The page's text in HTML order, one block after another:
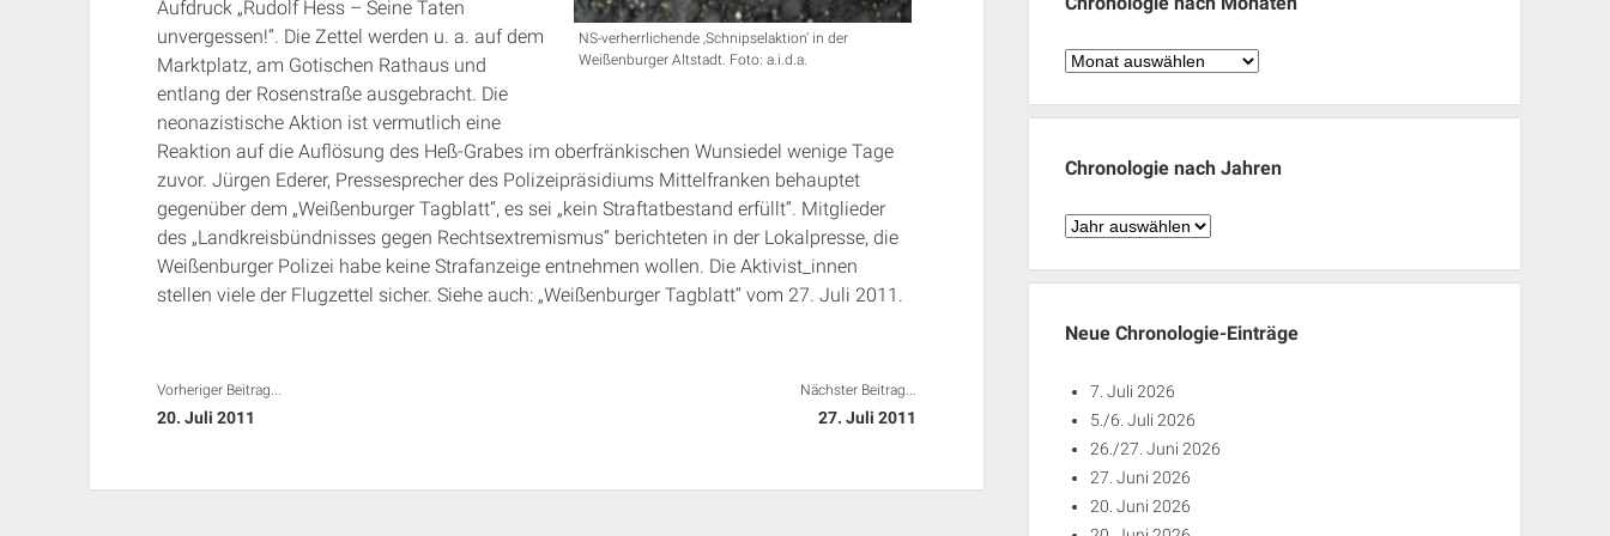
NS-verherrlichende ‚Schnipselaktion‘ in der
Weißenburger Altstadt. Foto: a.i.d.a.
Aufdruck „Rudolf Hess – Seine Taten
unvergessen!“. Die Zettel werden u. a. auf dem
Marktplatz, am Gotischen Rathaus und
entlang der Rosenstraße ausgebracht. Die
neonazistische Aktion ist vermutlich eine
Reaktion auf die Auflösung des Heß-Grabes im oberfränkischen Wunsiedel wenige Tage
zuvor. Jürgen Ederer, Pressesprecher des Polizeipräsidiums Mittelfranken behauptet
gegenüber dem „Weißenburger Tagblatt“, es sei „kein Straftatbestand erfüllt“. Mitglieder
des „Landkreisbündnisses gegen Rechtsextremismus“ berichteten in der Lokalpresse, die
Weißenburger Polizei habe keine Strafanzeige entnehmen wollen. Die Aktivist_innen
stellen viele der Flugzettel sicher. Siehe auch: „Weißenburger Tagblatt“ vom 27. Juli 2011.
Vorheriger Beitrag...
20. Juli 2011
Nächster Beitrag...
27. Juli 2011
Chronologie
Monaten
Chronologie nach Jahren
Chronologie
Jahren
Neue Chronologie-Einträge
7. Juli 2026
5./6. Juli 2026
26./27. Juni 2026
27. Juni 2026
20. Juni 2026